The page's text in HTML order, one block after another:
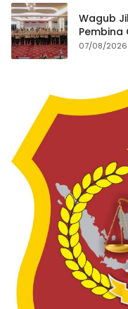
Wagub
Pembina
07/08/2026